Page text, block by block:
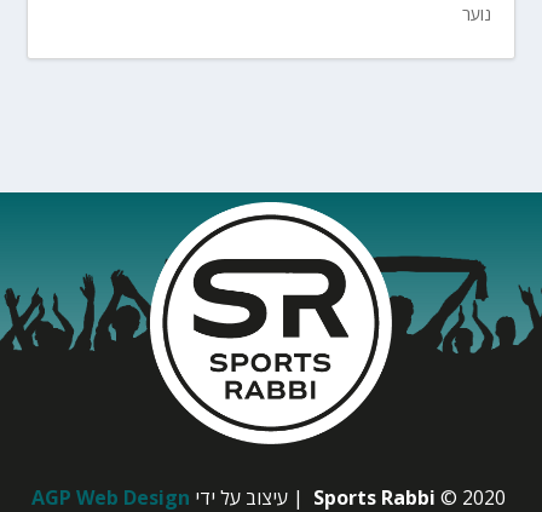
נוער
Sports Rabbi © 2020 | עיצוב על ידי AGP Web Design